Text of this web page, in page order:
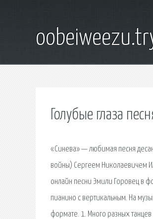
Голубые глаза
«Синева» — любимая песня
войны) Сергеем Николаевичем
онлайн песни Эмили Горовец в
пианино с вертикальным. На
формате. 1. Много разных танцев